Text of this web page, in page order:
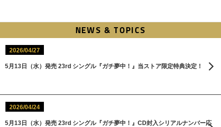
NEWS & TOPICS
2026/04/27
5月13日（水）発売 23rd シングル『ガチ夢中！』当ストア限定特典決定！
2026/04/24
5月13日（水）発売 23rd シングル『ガチ夢中！』CD封入シリアルナンバー応